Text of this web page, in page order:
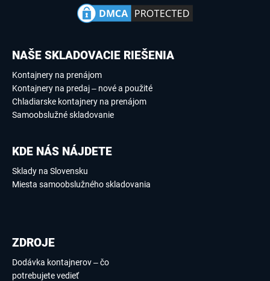
NAŠE SKLADOVACIE RIEŠENIA
Kontajnery na prenájom
Kontajnery na predaj – nové a použité
Chladiarske kontajnery na prenájom
Samoobslužné skladovanie
KDE NÁS NÁJDETE
Sklady na Slovensku
Miesta samoobslužného skladovania
ZDROJE
Dodávka kontajnerov – čo
potrebujete vedieť